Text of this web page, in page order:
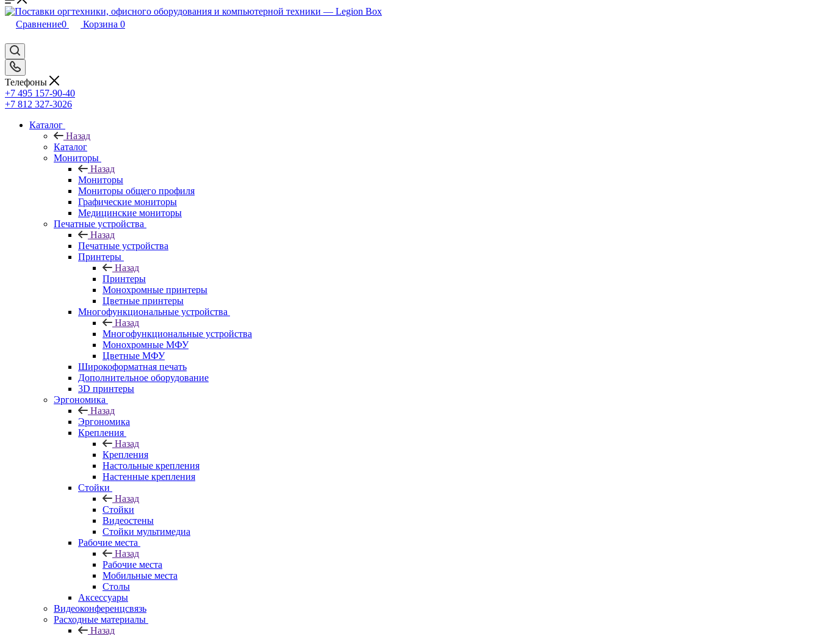
Сравнение0 Корзина 0
Телефоны
+7 495 157-90-40
+7 812 327-3026
Каталог
Назад
Каталог
Мониторы
Назад
Мониторы
Мониторы общего профиля
Графические мониторы
Медицинские мониторы
Печатные устройства
Назад
Печатные устройства
Принтеры
Назад
Принтеры
Моноxромныe принтеры
Цвeтныe принтеры
Многофункциональные устройства
Назад
Многофункциональные устройства
Монохромные МФУ
Цветные МФУ
Широкоформатная печать
Дополнительное оборудование
3D принтеры
Эргономика
Назад
Эргономика
Крепления
Назад
Крепления
Настольные крепления
Настенные крепления
Стойки
Назад
Стойки
Видеостены
Стойки мультимедиа
Рабочие места
Назад
Рабочие места
Мобильные места
Столы
Аксессуары
Видеоконференцсвязь
Расходные материалы
Назад